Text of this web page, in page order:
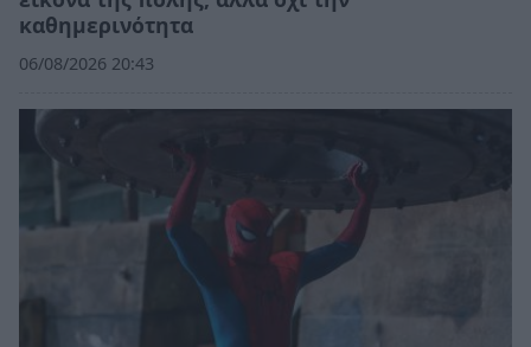
καθημερινότητα
06/08/2026 20:43